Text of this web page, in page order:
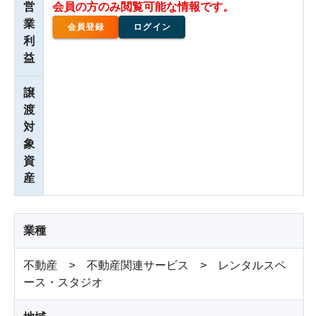
営
業
利
益
会員の方のみ閲覧可能な情報です。
会員登録 ログイン
譲
渡
対
象
資
産
業種
不動産 > 不動産関連サービス > レンタルスペ
ース・スタジオ